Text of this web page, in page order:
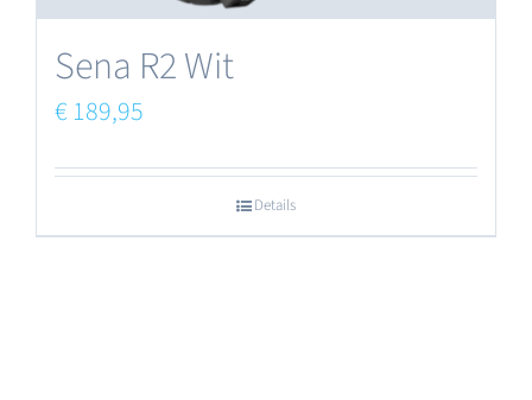
Sena R2 Wit
€189,95
Details